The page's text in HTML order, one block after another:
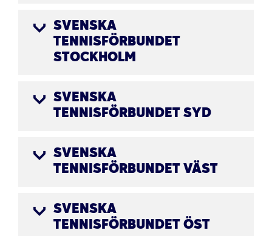
SVENSKA
TENNISFÖRBUNDET
STOCKHOLM
SVENSKA
TENNISFÖRBUNDET SYD
SVENSKA
TENNISFÖRBUNDET VÄST
SVENSKA
TENNISFÖRBUNDET ÖST